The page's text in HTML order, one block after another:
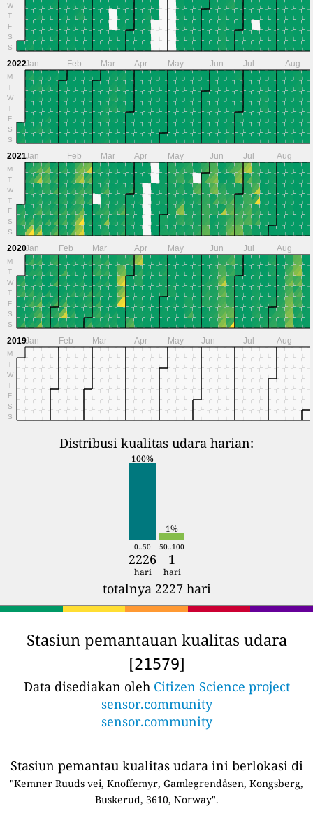
W
T
F
S
S
2022
M
T
W
T
F
S
S
Jan Feb Mar Apr May Jun Jul Aug
2021
M
T
W
T
F
S
S
Jan Feb Mar Apr May Jun Jul Aug
2020
M
T
W
T
F
S
S
Jan Feb Mar Apr May Jun Jul Aug
2019
M
T
W
T
F
S
S
Jan Feb Mar Apr May Jun Jul Aug
Distribusi kualitas udara harian:
100%
1%
0..50 50..100
2226 1
hari hari
totalnya 2227 hari
Stasiun pemantauan kualitas udara
[21579]
Data disediakan oleh Citizen Science project
sensor.community
sensor.community
Stasiun pemantau kualitas udara ini berlokasi di
"Kemner Ruuds vei, Knoffemyr, Gamlegrendåsen, Kongsberg,
Buskerud, 3610, Norway".